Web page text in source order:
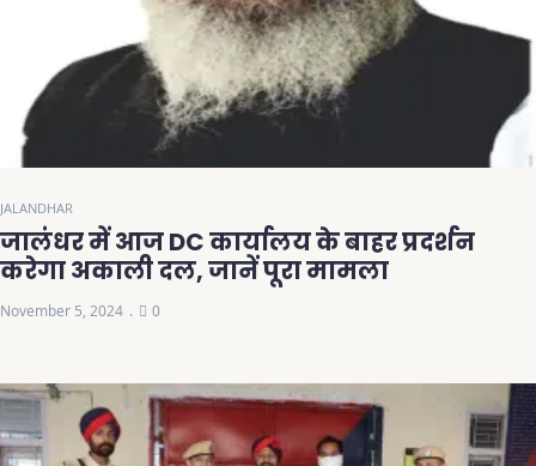
JALANDHAR
जालंधर में आज DC कार्यालय के बाहर प्रदर्शन
करेगा अकाली दल, जानें पूरा मामला
November 5, 2024 0